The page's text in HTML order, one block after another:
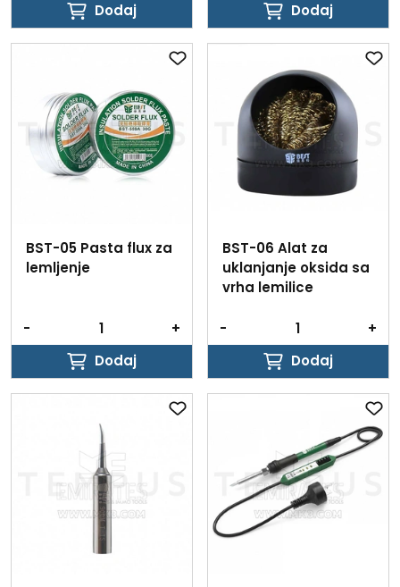
Dodaj
Dodaj
Dodaj
Dodaj
BST-05 Pasta flux za
lemljenje
-
+
Dodaj
Dodaj
BST-06 Alat za
uklanjanje oksida sa
vrha lemilice
-
+
Dodaj
Dodaj